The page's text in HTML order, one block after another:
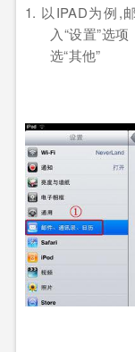
1. 以IPAD为例,
入“设置”选项
选“其他”